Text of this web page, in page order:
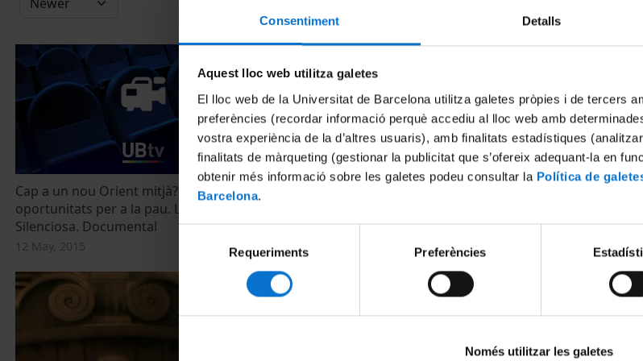
Consentiment Detalls
Aquest lloc web utilitza galetes
El lloc web de la Universitat de Barcelona utilitza galetes pròpies i de tercers
preferències (recordar informació perquè accediu al lloc web amb
vostra experiència de la d’altres usuaris), amb finalitats estadístiques
finalitats de màrqueting (gestionar la publicitat que s’ofereix adequant-la en
obtenir més informació sobre les galetes podeu consultar la Política de
Barcelona.
consentiment
Requeriments Preferències
Només utilitzar les galetes
Cap a un nou Orient mitjà? Reptes i
oportunitats per a la pau. La Revolta
Silenciosa. Documental
12 May, 2015